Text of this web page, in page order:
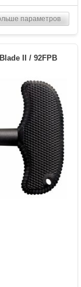
параметров
II / 92FPB